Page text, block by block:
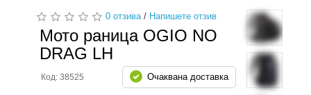
0 отзива/ Напишете отзив
Мото раница OGIO NO
DRAG LH
Код: 38525 Очаквана доставка